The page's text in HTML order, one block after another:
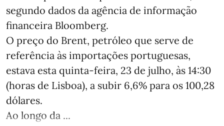
segundo dados da agência de informação
financeira Bloomberg.
O preço do Brent, petróleo que serve de
referência às importações portuguesas,
estava esta quinta-feira, 23 de julho, às 14:30
(horas de Lisboa), a subir 6,6% para os 100,28
dólares.
Ao longo da ...